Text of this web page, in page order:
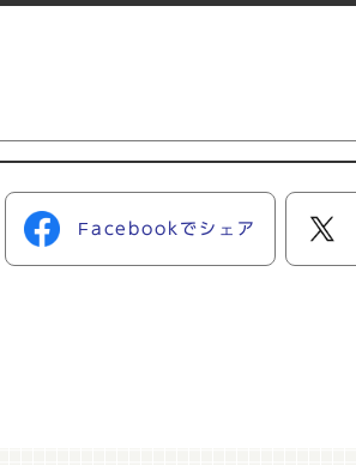
Facebookでシェア